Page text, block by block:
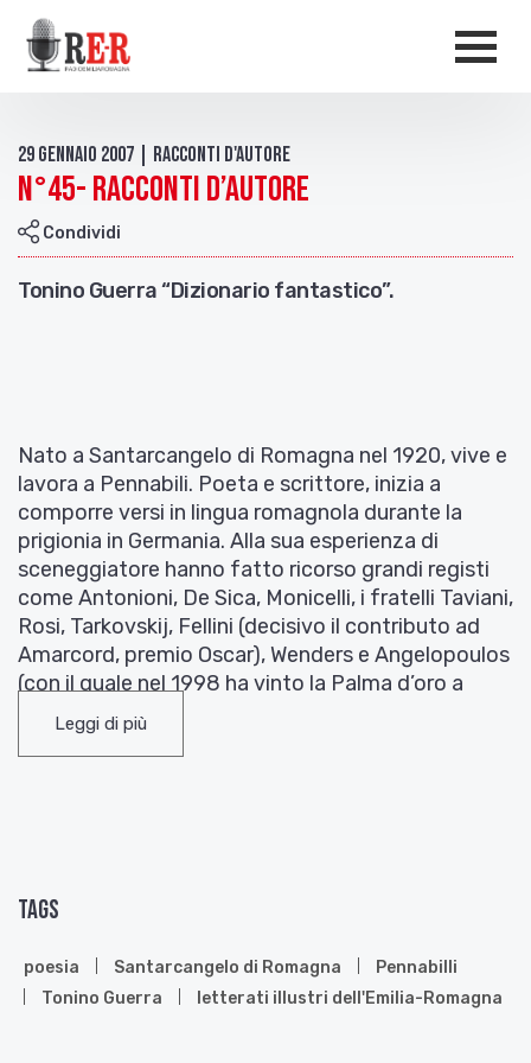
Salta al contenuto principale
29 Gennaio 2007 | Racconti d'autore
N°45- RACCONTI D’AUTORE
Condividi
Tonino Guerra “Dizionario fantastico”.
Nato a Santarcangelo di Romagna nel 1920, vive e
lavora a Pennabili. Poeta e scrittore, inizia a
comporre versi in lingua romagnola durante la
prigionia in Germania. Alla sua esperienza di
sceneggiatore hanno fatto ricorso grandi registi
come Antonioni, De Sica, Monicelli, i fratelli Taviani,
Rosi, Tarkovskij, Fellini (decisivo il contributo ad
Amarcord, premio Oscar), Wenders e Angelopoulos
(con il quale nel 1998 ha vinto la Palma d’oro a
Cannes).
Un vecchio di novant’anni che vive in solitudine sui
che cerca il padre morto. Il mondo poetico di
ma anche di vecchie campagne con i pioppi
piegati dal vento, di vele bianche e di luci notturne
sull’Adriatico e del rumore di un’antica, misteriosa
Leggi di più
Tags
poesia Santarcangelo di Romagna
Pennabilli
Tonino Guerra
letterati illustri dell'Emilia-Romagna